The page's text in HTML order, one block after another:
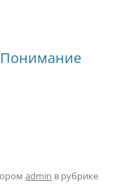
Понимание
admin в рубрике